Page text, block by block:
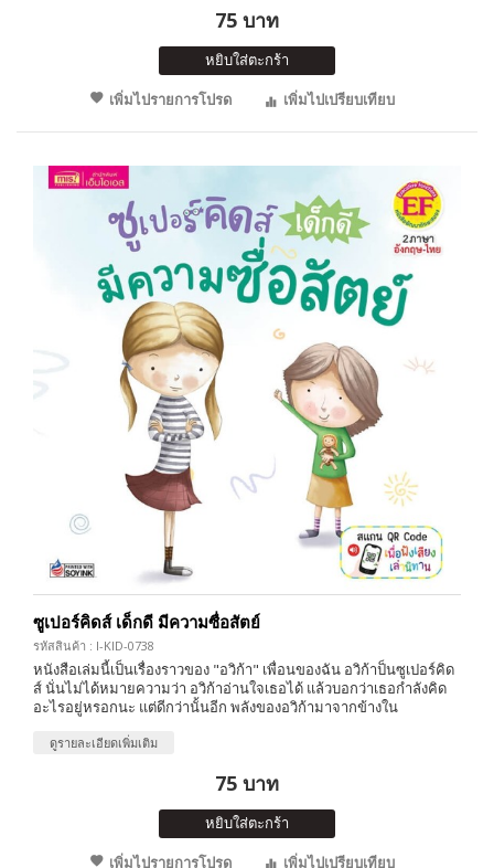
75 บาท
หยิบใส่ตะกร้า
เพิ่มไปรายการโปรด
เพิ่มไปเปรียบเทียบ
ซูเปอร์คิดส์ เด็กดี มีความซื่อสัตย์
รหัสสินค้า : I-KID-0738
หนังสือเล่มนี้เป็นเรื่องราวของ "อวิก้า" เพื่อนของฉัน อวิก้าป็นซูเปอร์คิด
ส์ นั่นไม่ได้หมายความว่า อวิก้าอ่านใจเธอได้ แล้วบอกว่าเธอกำลังคิด
อะไรอยู่หรอกนะ แต่ดีกว่านั้นอีก พลังของอวิก้ามาจากข้างใน
ดูรายละเอียดเพิ่มเติม
75 บาท
หยิบใส่ตะกร้า
เพิ่มไปรายการโปรด
เพิ่มไปเปรียบเทียบ